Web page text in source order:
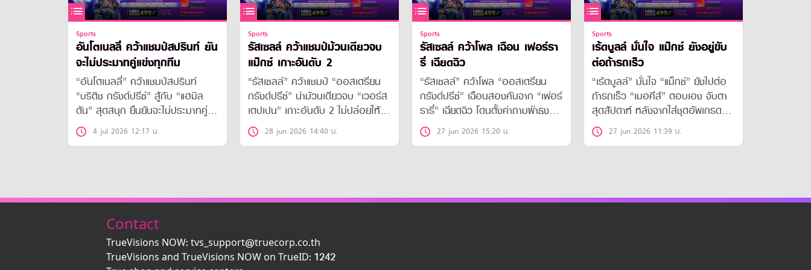
Sports
อันโตเนลลี่ คว้าแชมป์สปรินท์ ยัน
จะไม่ประมาทคู่แข่งทุกทีม
“อันโตเนลลี่” คว้าแชมป์สปรินท์
“บริติช กรังด์ปรีซ์” สู้กับ “แฮมิล
ตัน” สุดสนุก ยืนยันจะไม่ประมาทคู่
แข่งทุกทีม
4 jul 2026 12:17 น.
Sports
รัสเซลล์ คว้าแชมป์ม้วนเดียวจบ
แม็กซ์ เกาะอันดับ 2
“รัสเซลล์” คว้าแชมป์ “ออสเตรียน
กรังด์ปรีซ์” นำม้วนเดียวจบ “เวอร์ส
เตปเปน” เกาะอันดับ 2 ไม่ปล่อยให้
“อันโตเนลลี่” แซง
28 jun 2026 14:40 น.
Sports
รัสเซลล์ คว้าโพล เฉือน เฟอร์รา
รี่ เฉียดฉิว
“รัสเซลล์” คว้าโพล “ออสเตรียน
กรังด์ปรีซ์” เฉือนสองคันจาก “เฟอร์
รารี่” เฉียดฉิว โดนตั้งคำถามฝ่าธง
เหลืองไหม27 jun 2026 15:20 น.
Sports
เร้ดบูลล์ มั่นใจ แม็กซ์ ยังอยู่ขับ
ต่อถ้ารถเร็ว
“เร้ดบูลล์” มั่นใจ “แม็กซ์” ยังไปต่อ
ถ้ารถเร็ว “เมอคีส์” ตอบเอง จับตา
สุดสัปดาห์ หลังจากใส่ชุดอัพเกรด
ใหม่
27 jun 2026 11:39 น.
Contact
TrueVisions NOW: tvs_support@truecorp.co.th
TrueVisions and TrueVisions NOW on TrueID: 1242